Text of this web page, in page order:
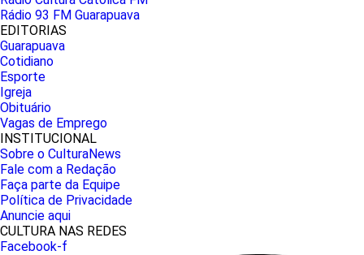
Rádio 93 FM Guarapuava
EDITORIAS
Guarapuava
Cotidiano
Esporte
Igreja
Obituário
Vagas de Emprego
INSTITUCIONAL
Sobre o CulturaNews
Fale com a Redação
Faça parte da Equipe
Política de Privacidade
Anuncie aqui
CULTURA NAS REDES
Facebook-f